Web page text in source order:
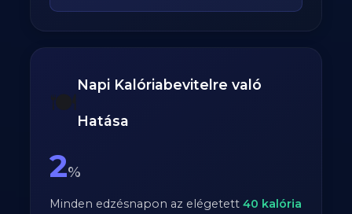
🍽️
Napi Kalóriabevitelre való
Hatása
2%
Minden edzésnapon az elégetett40 kalória